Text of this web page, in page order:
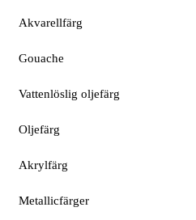
Akvarellfärg
Gouache
Vattenlöslig oljefärg
Oljefärg
Akrylfärg
Metallicfärger